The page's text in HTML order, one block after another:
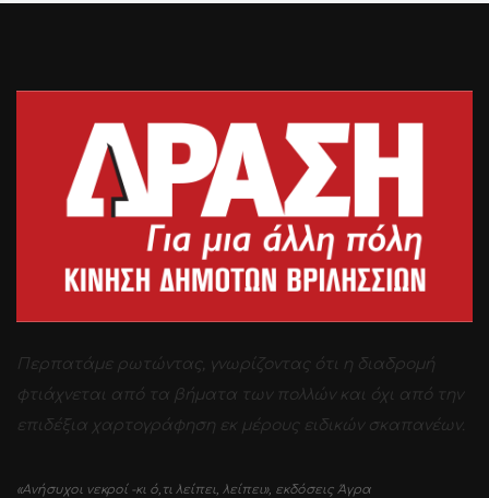
Περπατάμε ρωτώντας, γνωρίζοντας ότι η διαδρομή
φτιάχνεται από τα βήματα των πολλών και όχι από την
επιδέξια χαρτογράφηση εκ μέρους ειδικών σκαπανέων.
«Ανήσυχοι νεκροί -κι ό,τι λείπει, λείπει», εκδόσεις Άγρα